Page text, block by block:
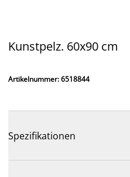
Kunstpelz. 60x90 cm
Artikelnummer: 6518844
Spezifikationen